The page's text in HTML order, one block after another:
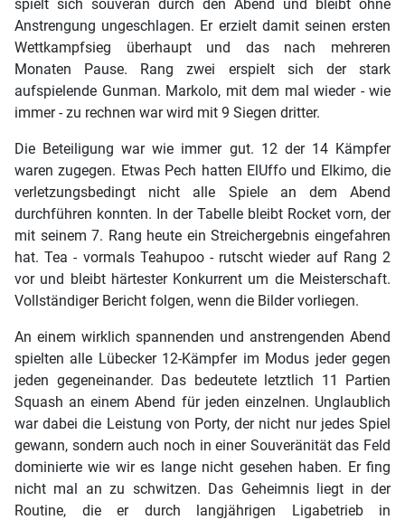
spielt sich souverän durch den Abend und bleibt ohne
Anstrengung ungeschlagen. Er erzielt damit seinen ersten
Wettkampfsieg überhaupt und das nach mehreren
Monaten Pause. Rang zwei erspielt sich der stark
aufspielende Gunman. Markolo, mit dem mal wieder - wie
immer - zu rechnen war wird mit 9 Siegen dritter.
Die Beteiligung war wie immer gut. 12 der 14 Kämpfer
waren zugegen. Etwas Pech hatten ElUffo und Elkimo, die
verletzungsbedingt nicht alle Spiele an dem Abend
durchführen konnten. In der Tabelle bleibt Rocket vorn, der
mit seinem 7. Rang heute ein Streichergebnis eingefahren
hat. Tea - vormals Teahupoo - rutscht wieder auf Rang 2
vor und bleibt härtester Konkurrent um die Meisterschaft.
Vollständiger Bericht folgen, wenn die Bilder vorliegen.
An einem wirklich spannenden und anstrengenden Abend
spielten alle Lübecker 12-Kämpfer im Modus jeder gegen
jeden gegeneinander. Das bedeutete letztlich 11 Partien
Squash an einem Abend für jeden einzelnen. Unglaublich
war dabei die Leistung von Porty, der nicht nur jedes Spiel
gewann, sondern auch noch in einer Souveränität das Feld
dominierte wie wir es lange nicht gesehen haben. Er fing
nicht mal an zu schwitzen. Das Geheimnis liegt in der
Routine, die er durch langjährigen Ligabetrieb in